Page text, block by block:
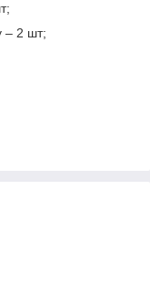
– 2 шт;